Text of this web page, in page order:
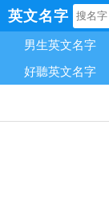
英文名字
男生英文名字
好聽英文名字